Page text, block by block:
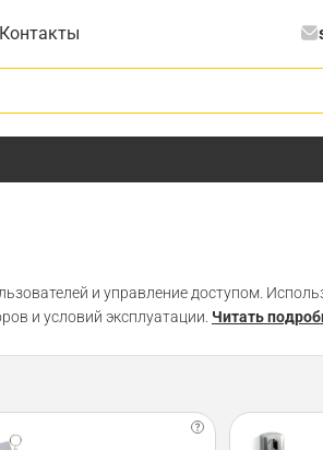
и управление доступом.
и условий эксплуатации. Читать